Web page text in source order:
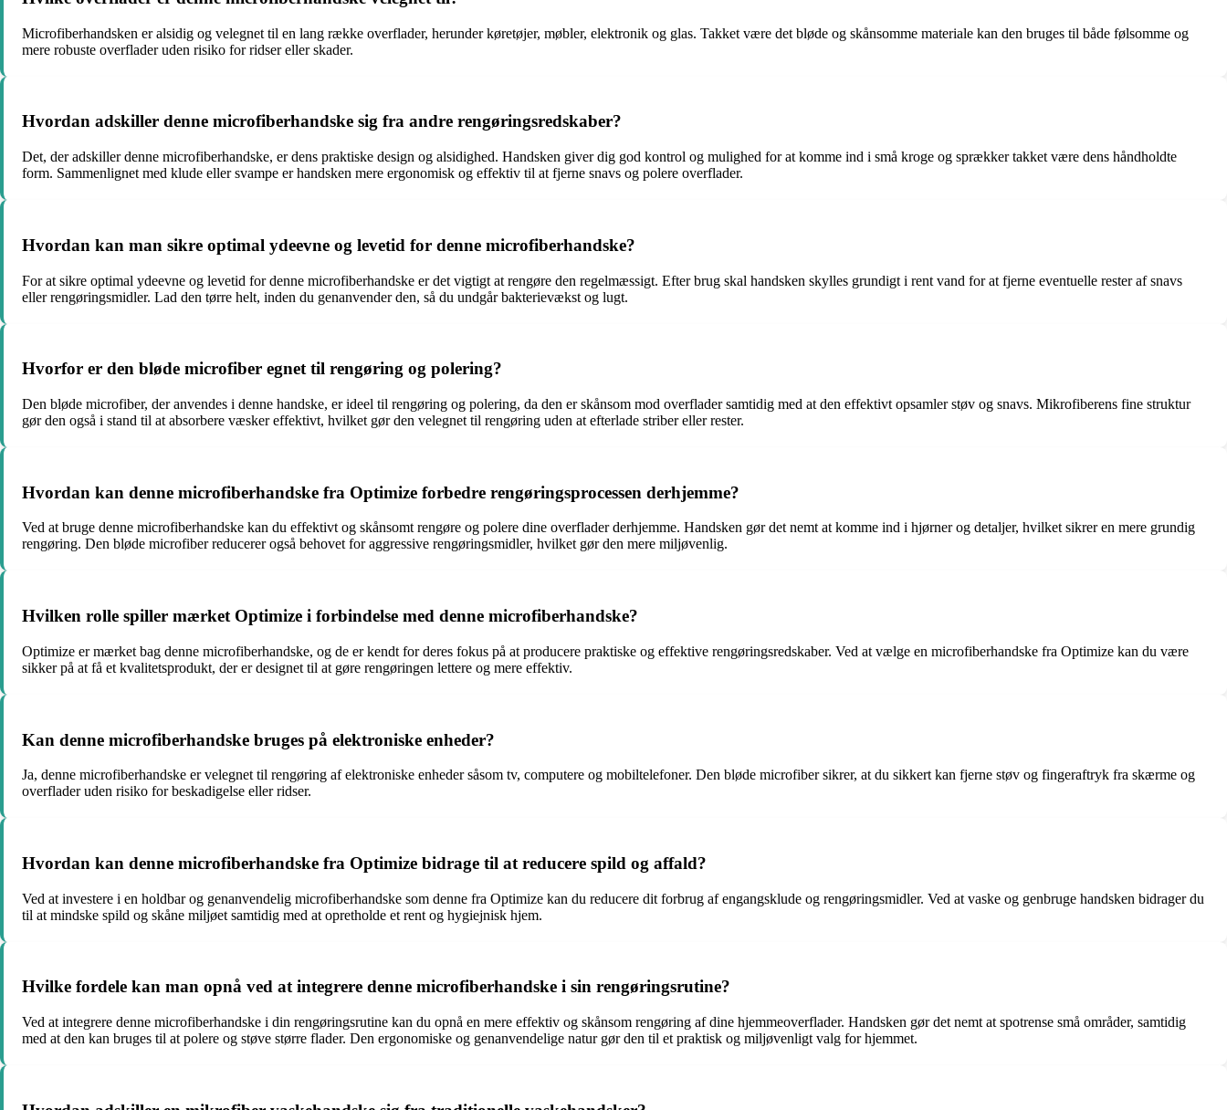
Microfiberhandsken er alsidig og velegnet til en lang række overflader, herunder køretøjer, møbler, elektronik og glas. Takket være det bløde og skånsomme materiale kan den bruges til både følsomme og
mere robuste overflader uden risiko for ridser eller skader.
Hvordan adskiller denne microfiberhandske sig fra andre rengøringsredskaber?
Det, der adskiller denne microfiberhandske, er dens praktiske design og alsidighed. Handsken giver dig god kontrol og mulighed for at komme ind i små kroge og sprækker takket være dens håndholdte
form. Sammenlignet med klude eller svampe er handsken mere ergonomisk og effektiv til at fjerne snavs og polere overflader.
Hvordan kan man sikre optimal ydeevne og levetid for denne microfiberhandske?
For at sikre optimal ydeevne og levetid for denne microfiberhandske er det vigtigt at rengøre den regelmæssigt. Efter brug skal handsken skylles grundigt i rent vand for at fjerne eventuelle rester af snavs
eller rengøringsmidler. Lad den tørre helt, inden du genanvender den, så du undgår bakterievækst og lugt.
Hvorfor er den bløde microfiber egnet til rengøring og polering?
Den bløde microfiber, der anvendes i denne handske, er ideel til rengøring og polering, da den er skånsom mod overflader samtidig med at den effektivt opsamler støv og snavs. Mikrofiberens fine struktur
gør den også i stand til at absorbere væsker effektivt, hvilket gør den velegnet til rengøring uden at efterlade striber eller rester.
Hvordan kan denne microfiberhandske fra Optimize forbedre rengøringsprocessen derhjemme?
Ved at bruge denne microfiberhandske kan du effektivt og skånsomt rengøre og polere dine overflader derhjemme. Handsken gør det nemt at komme ind i hjørner og detaljer, hvilket sikrer en mere grundig
rengøring. Den bløde microfiber reducerer også behovet for aggressive rengøringsmidler, hvilket gør den mere miljøvenlig.
Hvilken rolle spiller mærket Optimize i forbindelse med denne microfiberhandske?
Optimize er mærket bag denne microfiberhandske, og de er kendt for deres fokus på at producere praktiske og effektive rengøringsredskaber. Ved at vælge en microfiberhandske fra Optimize kan du være
sikker på at få et kvalitetsprodukt, der er designet til at gøre rengøringen lettere og mere effektiv.
Kan denne microfiberhandske bruges på elektroniske enheder?
Ja, denne microfiberhandske er velegnet til rengøring af elektroniske enheder såsom tv, computere og mobiltelefoner. Den bløde microfiber sikrer, at du sikkert kan fjerne støv og fingeraftryk fra skærme og
overflader uden risiko for beskadigelse eller ridser.
Hvordan kan denne microfiberhandske fra Optimize bidrage til at reducere spild og affald?
Ved at investere i en holdbar og genanvendelig microfiberhandske som denne fra Optimize kan du reducere dit forbrug af engangsklude og rengøringsmidler. Ved at vaske og genbruge handsken bidrager du
til at mindske spild og skåne miljøet samtidig med at opretholde et rent og hygiejnisk hjem.
Hvilke fordele kan man opnå ved at integrere denne microfiberhandske i sin rengøringsrutine?
Ved at integrere denne microfiberhandske i din rengøringsrutine kan du opnå en mere effektiv og skånsom rengøring af dine hjemmeoverflader. Handsken gør det nemt at spotrense små områder, samtidig
med at den kan bruges til at polere og støve større flader. Den ergonomiske og genanvendelige natur gør den til et praktisk og miljøvenligt valg for hjemmet.